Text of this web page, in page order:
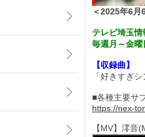
＜2025年6月
テレビ埼玉
毎週月～金
【収録曲】
「好きすぎ
■各種主要サ
https://nex-
【MV】澪音